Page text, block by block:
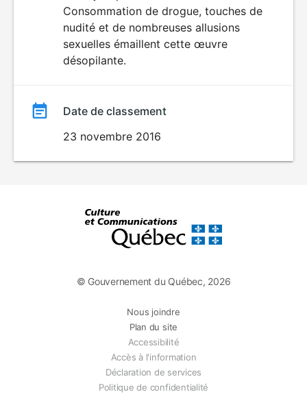
Consommation de drogue, touches de
nudité et de nombreuses allusions
sexuelles émaillent cette œuvre
désopilante.
Date de classement
23 novembre 2016
© Gouvernement du Québec, 2026
Nous joindre
Plan du site
Accessibilité
Accès à l'information
Déclaration de services
Politique de confidentialité